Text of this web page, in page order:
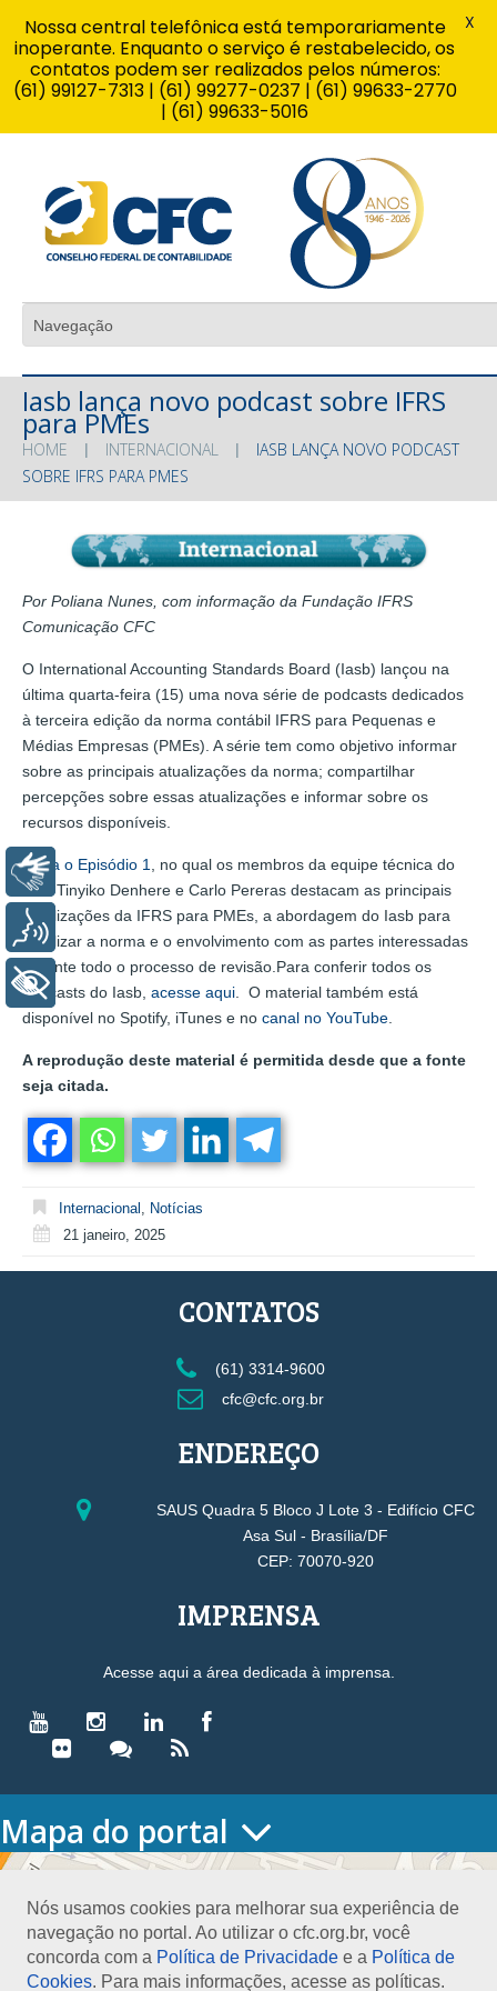
Iasb lança novo podcast sobre IFRS
para PMEs
HOME INTERNACIONAL
IASB LANÇA NOVO PODCAST
SOBRE IFRS PARA PMES
Por Poliana Nunes, com informação da Fundação IFRS
Comunicação CFC
O International Accounting Standards Board (Iasb) lançou na
última quarta-feira (15) uma nova série de podcasts dedicados
à terceira edição da norma contábil IFRS para Pequenas e
Médias Empresas (PMEs). A série tem como objetivo informar
sobre as principais atualizações da norma; compartilhar
percepções sobre essas atualizações e informar sobre os
recursos disponíveis.
Ouça o Episódio 1
, no qual os membros da equipe técnica do
Iasb Tinyiko Denhere e Carlo Pereras destacam as principais
atualizações da IFRS para PMEs, a abordagem do Iasb para
atualizar a norma e o envolvimento com as partes interessadas
durante todo o processo de revisão.Para conferir todos os
podcasts do Iasb, acesse aqui . O material também está
disponível no Spotify, iTunes e no canal no YouTube
A reprodução deste material é permitida desde que a fonte
seja citada.
Internacional
Notícias
21 janeiro, 2025
Nós usamos cookies para melhorar sua experiência de
navegação no portal. Ao utilizar o cfc.org.br, você
concorda com a Política de Privacidade e a Política de
Cookies. Para mais informações, acesse as políticas.
CONTATOS
(61) 3314-9600
cfc@cfc.org.br
ENDEREÇO
SAUS Quadra 5 Bloco J Lote 3 - Edifício CFC
Asa Sul - Brasília/DF
CEP: 70070-920
IMPRENSA
Acesse aqui a área dedicada à imprensa.
Mapa do portal
HOME
Conselho Diretor
Nossa Sede
Planejamento
Organograma
Nossa central telefônica está temporariamente
inoperante. Enquanto o serviço é restabelecido, os
contatos podem ser realizados pelos números:
(61) 99127-7313 | (61) 99277-0237 | (61) 99633-2770
| (61) 99633-5016
X
Libras
Voz
+ Acessibilidade